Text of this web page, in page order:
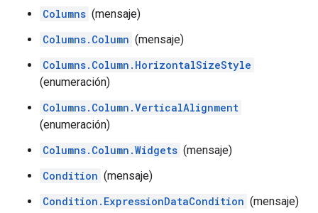
Columns (mensaje)
Columns.Column (mensaje)
Columns.Column.HorizontalSizeStyle
(enumeración)
Columns.Column.VerticalAlignment
(enumeración)
Columns.Column.Widgets (mensaje)
Condition (mensaje)
Condition.ExpressionDataCondition (mensaje)